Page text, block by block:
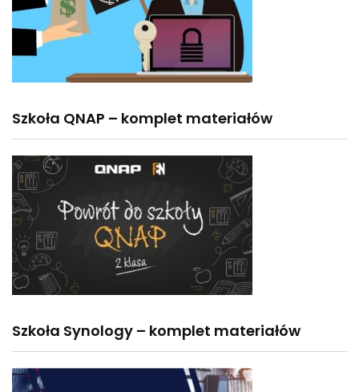
Szkoła QNAP – komplet materiałów
Szkoła Synology – komplet materiałów